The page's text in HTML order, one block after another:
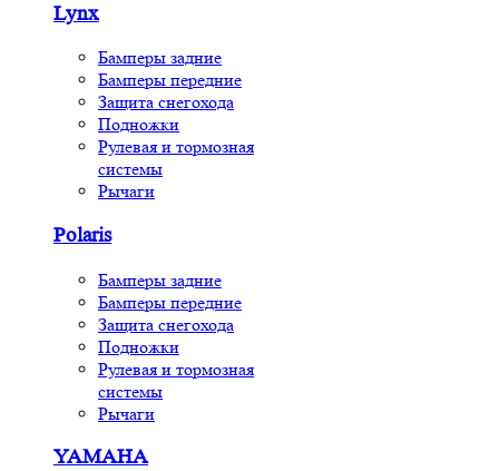
Lynx
Бамперы задние
Бамперы передние
Защита снегохода
Подножки
Рулевая и тормозная
системы
Рычаги
Polaris
Бамперы задние
Бамперы передние
Защита снегохода
Подножки
Рулевая и тормозная
системы
Рычаги
YAMAHA